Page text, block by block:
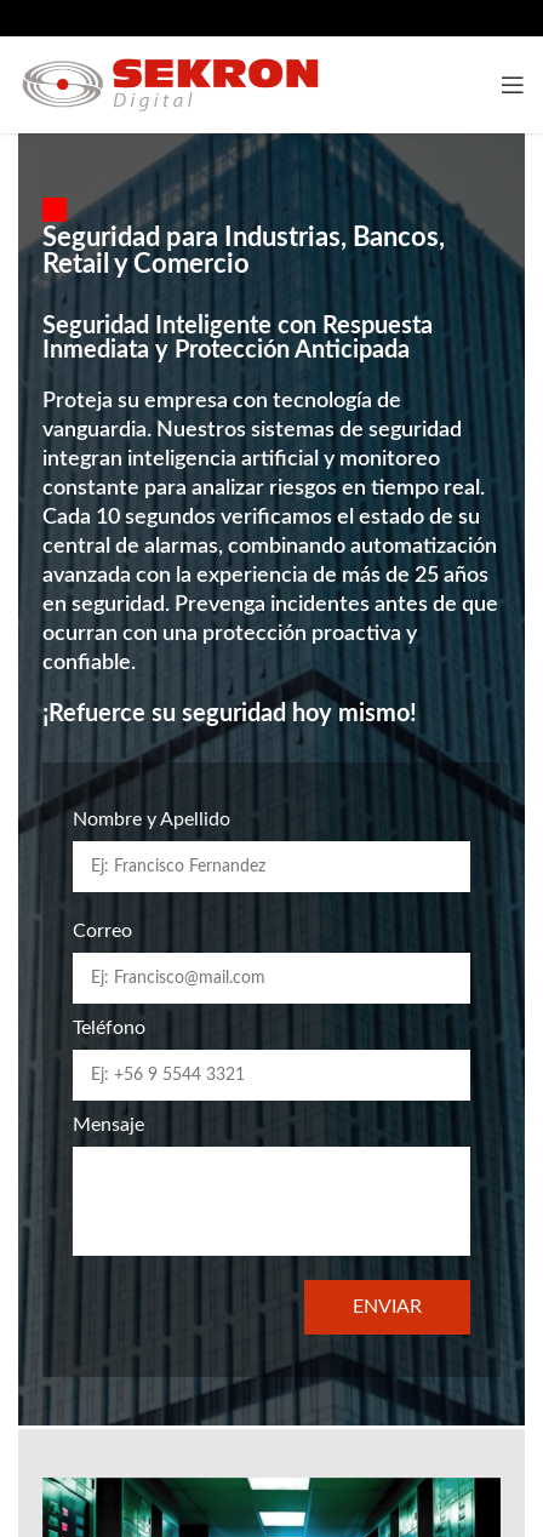
Seguridad para Industrias, Bancos,
Retail y Comercio
Seguridad Inteligente con Respuesta
Inmediata y Protección Anticipada
Proteja su empresa con tecnología de
vanguardia. Nuestros sistemas de seguridad
integran inteligencia artificial y monitoreo
constante para analizar riesgos en tiempo real.
Cada 10 segundos verificamos el estado de su
central de alarmas, combinando automatización
avanzada con la experiencia de más de 25 años
en seguridad. Prevenga incidentes antes de que
ocurran con una protección proactiva y
confiable.
¡Refuerce su seguridad hoy mismo!
Nombre y Apellido
Correo
Teléfono
Mensaje